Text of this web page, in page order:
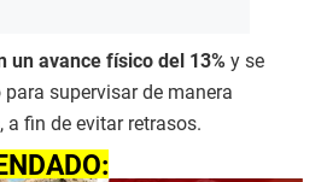
un avance físico del 13% y se
supervisar de manera
fin de evitar retrasos.